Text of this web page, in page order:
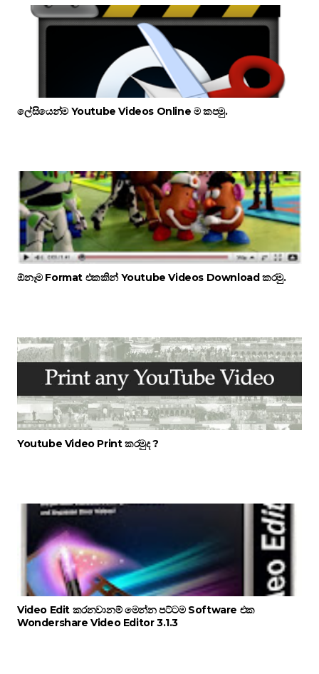
ලේසියෙන්ම Youtube Videos Online ම කපමු.
ඕනෑම Format එකකින් Youtube Videos Download කරමු.
Youtube Video Print කරමුද ?
Video Edit කරනවානම් මෙන්න පට්ටම Software එක
Wondershare Video Editor 3.1.3